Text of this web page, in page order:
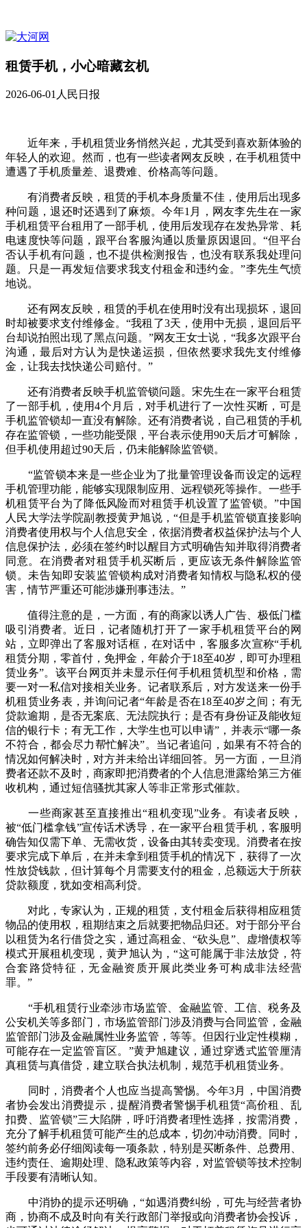
租赁手机，小心暗藏玄机
2026-06-01人民日报
近年来，手机租赁业务悄然兴起，尤其受到喜欢新体验的
年轻人的欢迎。然而，也有一些读者网友反映，在手机租赁中
遭遇了手机质量差、退费难、价格高等问题。
有消费者反映，租赁的手机本身质量不佳，使用后出现多
种问题，退还时还遇到了麻烦。今年1月，网友李先生在一家
手机租赁平台租用了一部手机，使用后发现存在发热异常、耗
电速度快等问题，跟平台客服沟通以质量原因退回。“但平台
否认手机有问题，也不提供检测报告，也没有联系我处理问
题。只是一再发短信要求我支付租金和违约金。”李先生气愤
地说。
还有网友反映，租赁的手机在使用时没有出现损坏，退回
时却被要求支付维修金。“我租了3天，使用中无损，退回后平
台却说拍照出现了黑点问题。”网友王女士说，“我多次跟平台
沟通，最后对方认为是快递运损，但依然要求我先支付维修
金，让我去找快递公司赔付。”
还有消费者反映手机监管锁问题。宋先生在一家平台租赁
了一部手机，使用4个月后，对手机进行了一次性买断，可是
手机监管锁却一直没有解除。还有消费者说，自己租赁的手机
存在监管锁，一些功能受限，平台表示使用90天后才可解除，
但手机使用超过90天后，仍未能解除监管锁。
“监管锁本来是一些企业为了批量管理设备而设定的远程
手机管理功能，能够实现限制应用、远程锁死等操作。一些手
机租赁平台为了降低风险而对租赁手机设置了监管锁。”中国
人民大学法学院副教授黄尹旭说，“但是手机监管锁直接影响
消费者使用权与个人信息安全，依据消费者权益保护法与个人
信息保护法，必须在签约时以醒目方式明确告知并取得消费者
同意。在消费者对租赁手机买断后，更应该无条件解除监管
锁。未告知即安装监管锁构成对消费者知情权与隐私权的侵
害，情节严重还可能涉嫌刑事违法。”
值得注意的是，一方面，有的商家以诱人广告、极低门槛
吸引消费者。近日，记者随机打开了一家手机租赁平台的网
站，立即弹出了客服对话框，在对话中，客服多次宣称“手机
租赁分期，零首付，免押金，年龄介于18至40岁，即可办理租
赁业务”。该平台网页并未显示任何手机租赁机型和价格，需
要一对一私信对接相关业务。记者联系后，对方发送来一份手
机租赁业务表，并询问记者“年龄是否在18至40岁之间；有无
贷款逾期，是否无案底、无法院执行；是否有身份证及能收短
信的银行卡；有无工作，大学生也可以申请”，并表示“哪一条
不符合，都会尽力帮忙解决”。当记者追问，如果有不符合的
情况如何解决时，对方并未给出详细回答。另一方面，一旦消
费者还款不及时，商家即把消费者的个人信息泄露给第三方催
收机构，通过短信骚扰其家人等非正常形式催款。
一些商家甚至直接推出“租机变现”业务。有读者反映，
被“低门槛拿钱”宣传话术诱导，在一家平台租赁手机，客服明
确告知仅需下单、无需收货，设备由其转卖变现。消费者在按
要求完成下单后，在并未拿到租赁手机的情况下，获得了一次
性放贷钱款，但计算每个月需要支付的租金，总额远大于所获
贷款额度，犹如变相高利贷。
对此，专家认为，正规的租赁，支付租金后获得相应租赁
物品的使用权，租期结束之后就要把物品归还。对于部分平台
以租赁为名行借贷之实，通过高租金、“砍头息”、虚增债权等
模式开展租机变现，黄尹旭认为，“这可能属于非法放贷，符
合套路贷特征，无金融资质开展此类业务可构成非法经营
罪。”
“手机租赁行业牵涉市场监管、金融监管、工信、税务及
公安机关等多部门，市场监管部门涉及消费与合同监管，金融
监管部门涉及金融属性业务监管，等等。但因行业定性模糊，
可能存在一定监管盲区。”黄尹旭建议，通过穿透式监管厘清
真租赁与真借贷，建立联合执法机制，规范手机租赁业务。
同时，消费者个人也应当提高警惕。今年3月，中国消费
者协会发出消费提示，提醒消费者警惕手机租赁“高价租、乱
扣费、监管锁”三大陷阱，呼吁消费者理性选择，按需消费，
充分了解手机租赁可能产生的总成本，切勿冲动消费。同时，
签约前务必仔细阅读每一项条款，特别是买断条件、总费用、
违约责任、逾期处理、隐私政策等内容，对监管锁等技术控制
手段要有清晰认知。
中消协的提示还明确，“如遇消费纠纷，可先与经营者协
商，协商不成及时向有关行政部门举报或向消费者协会投诉，